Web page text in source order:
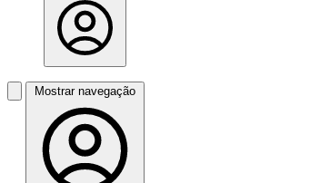
Mostrar navegação